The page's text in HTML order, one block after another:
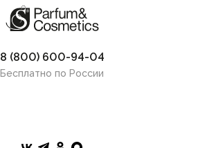
8 (800) 600-94-04
Бесплатно по России